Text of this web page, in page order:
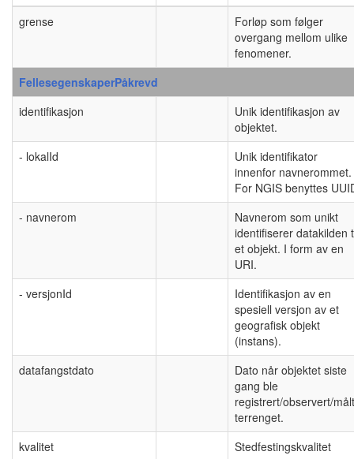
grense
Forløp som følger
overgang mellom ulike
fenomener.
FellesegenskaperPåkrevd
identifikasjon
Unik identifikasjon av
objektet.
- lokalId
Unik identifikator
innenfor navnerommet.
For NGIS benyttes
- navnerom
Navnerom som unikt
identifiserer datakilden
et objekt. I form av en
URI.
- versjonId
Identifikasjon av en
spesiell versjon av et
geografisk objekt
(instans).
datafangstdato
Dato når objektet siste
gang ble
registrert/observert/
terrenget.
kvalitet
Stedfestingskvalitet